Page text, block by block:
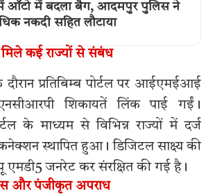
में ऑटो में बदला बैग, आदमपुर पुलिस ने
नकदी सहित लौटाया
कई राज्यों से संबंध
प्रतिबिम्ब पोर्टल पर आईएमईआई
शिकायतें लिंक पाई गईं।
के माध्यम से विभिन्न राज्यों में दर्ज
स्थापित हुआ। डिजिटल साक्ष्य की
एमडी5 जनरेट कर संरक्षित की गई है।
और पंजीकृत अपराध